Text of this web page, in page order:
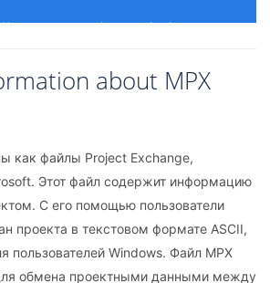
about MPX
как файлы Project Exchange,
Этот файл содержит информацию
С его помощью пользователи
проекта в текстовом формате ASCII,
пользователей Windows. Файл MPX
обмена проектными данными между